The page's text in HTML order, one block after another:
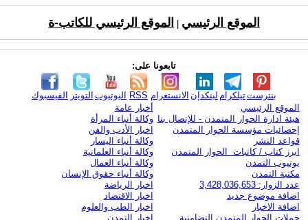
الموقع الرئيسي الموقع الرئيسي للكاتب-ة
تابعونا على:
الفيسبوك التويتر اليوتيوب RSS الانستغرام لينكدإن تيلكرامبنترست
الموقع الرئيسي
هيئة ادارة الحوار المتمدن - للإتصال بنا
إحصائيات مؤسسة الحوار المتمدن
قواعد النشر
ابرز كتاب / كاتبات الحوار المتمدن
يوتيوب التمدن
مكتبة التمدن
عدد الزوار: 3,428,036,653
اضافة موضوع جديد
اضافة الاخبار
حملات الحوار المتمدن التضامنية
أخبار عامة
وكالة أنباء المرأة
اخبار الأدب والفن
وكالة أنباء اليسار
وكالة أنباء العلمانية
وكالة أنباء العمال
وكالة أنباء حقوق الإنسان
اخبار الرياضة
اخبار الاقتصاد
اخبار الطب والعلوم
اخبار التمدن